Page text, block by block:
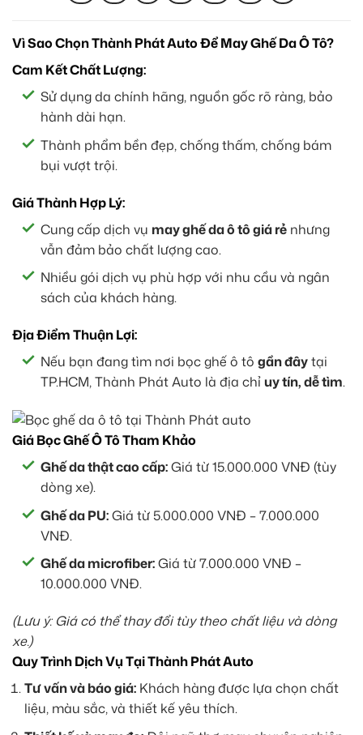
Vì Sao Chọn Thành Phát Auto Để May Ghế Da Ô Tô?
Cam Kết Chất Lượng:
Sử dụng da chính hãng, nguồn gốc rõ ràng, bảo
hành dài hạn.
Thành phẩm bền đẹp, chống thấm, chống bám
bụi vượt trội.
Giá Thành Hợp Lý:
Cung cấp dịch vụ may ghế da ô tô giá rẻ nhưng
vẫn đảm bảo chất lượng cao.
Nhiều gói dịch vụ phù hợp với nhu cầu và ngân
sách của khách hàng.
Địa Điểm Thuận Lợi:
Nếu bạn đang tìm nơi bọc ghế ô tô gần đâytại
TP.HCM, Thành Phát Auto là địa chỉuy tín, dễ tìm.
Giá Bọc Ghế Ô Tô Tham Khảo
Ghế da thật cao cấp:Giá từ 15.000.000 VNĐ (tùy
dòng xe).
Ghế da PU:Giá từ 5.000.000 VNĐ – 7.000.000
VNĐ.
Ghế da microfiber:Giá từ 7.000.000 VNĐ –
10.000.000 VNĐ.
(Lưu ý: Giá có thể thay đổi tùy theo chất liệu và dòng
xe.)
Quy Trình Dịch Vụ Tại Thành Phát Auto
Tư vấn và báo giá: Khách hàng được lựa chọn chất
liệu, màu sắc, và thiết kế yêu thích.